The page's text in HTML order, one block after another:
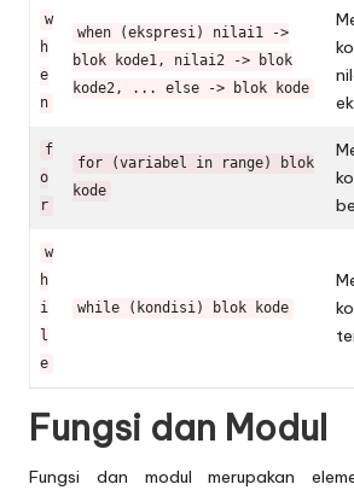
w
h
e
n
when (ekspresi) nilai1 ->
blok kode1, nilai2 -> blok
kode2, ... else -> blok kode
f
o
r
for (variabel in range) blok
kode
w
h
i
l
e
while (kondisi) blok kode
Fungsi dan Modul
Fungsi dan modul merupakan